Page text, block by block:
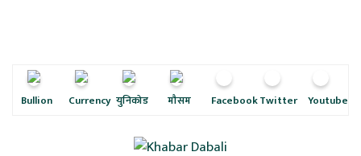
Bullion Currency युनिकोड मौसम FacebookTwitter Youtube